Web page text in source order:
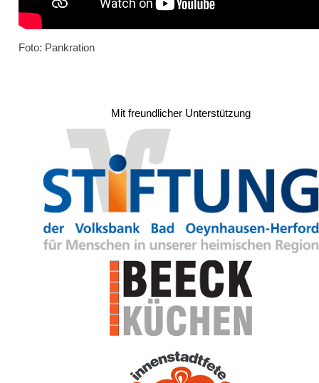
Foto: Pankration
Mit freundlicher Unterstützung